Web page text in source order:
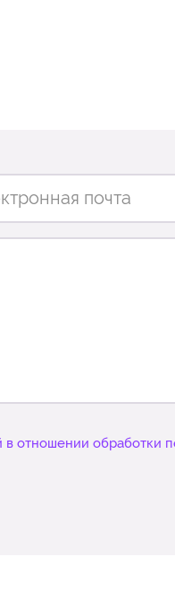
в отношении обработки